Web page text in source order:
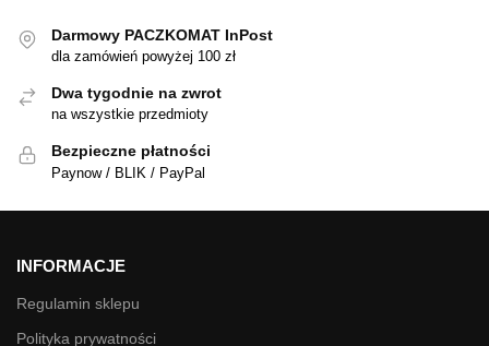
Darmowy PACZKOMAT InPost
dla zamówień powyżej 100 zł
Dwa tygodnie na zwrot
na wszystkie przedmioty
Bezpieczne płatności
Paynow / BLIK / PayPal
INFORMACJE
Regulamin sklepu
Polityka prywatności